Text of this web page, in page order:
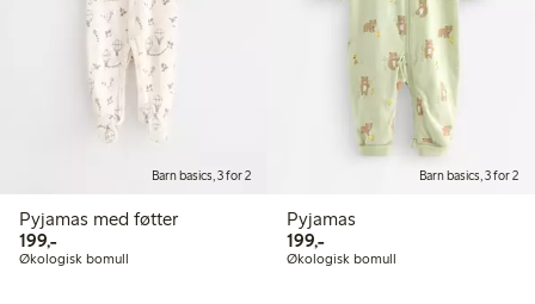
Barn basics, 3 for 2
Pyjamas med føtter
199,-199,00 kr
Økologisk bomull
Barn basics, 3 for 2
Pyjamas
199,-199,00 kr
Økologisk bomull